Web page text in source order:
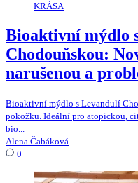
KRÁSA
Bioaktivní mýdlo
Chodouňskou:
narušenou a
Bioaktivní mýdlo s Levandulí
pokožku. Ideální pro atopickou,
bio...
Alena Čabáková
0